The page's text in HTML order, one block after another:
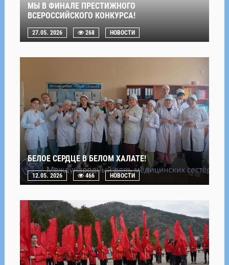
МЫ В ФИНАЛЕ ПРЕСТИЖНОГО
ВСЕРОССИЙСКОГО КОНКУРСА!
27.05. 2026 268 НОВОСТИ
БЕЛОЕ СЕРДЦЕ В БЕЛОМ ХАЛАТЕ!
12.05. 2026 466 НОВОСТИ